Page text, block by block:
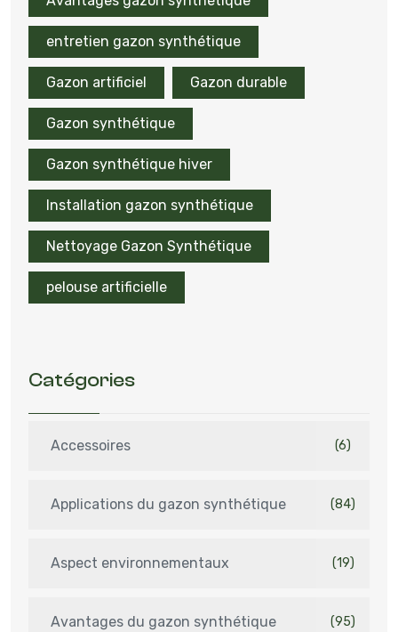
entretien gazon synthétique
Gazon artificiel Gazon durable
Gazon synthétique
Gazon synthétique hiver
Installation gazon synthétique
Nettoyage Gazon Synthétique
pelouse artificielle
Catégories
Accessoires (6)
Applications du gazon synthétique (84)
Aspect environnementaux (19)
Avantages du gazon synthétique (95)